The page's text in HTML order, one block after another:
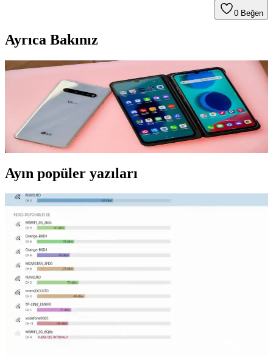
0 Beğen
Ayrıca Bakınız
LG Telefon Güncellemeleri: Güncelleme Süreci ve
Güvenlik İpuçları
LG telefon güncellemeleri, güvenlik ve performans için önemlidir.
Güncelleme öncesi dikkat edilmesi gerekenler ve kaynaklar
hakkında bilgi edinin.
Ayın popüler yazıları